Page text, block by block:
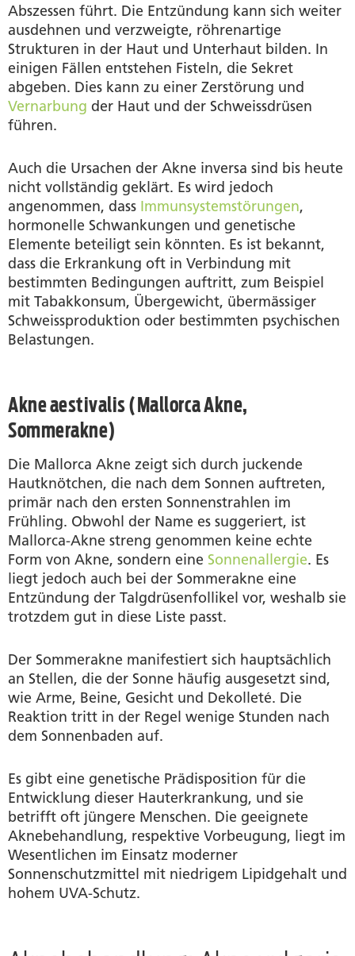
Abszessen führt. Die Entzündung kann sich weiter
ausdehnen und verzweigte, röhrenartige
Strukturen in der Haut und Unterhaut bilden. In
einigen Fällen entstehen Fisteln, die Sekret
abgeben. Dies kann zu einer Zerstörung und
Vernarbung der Haut und der Schweissdrüsen
führen.
Auch die Ursachen der Akne inversa sind bis heute
nicht vollständig geklärt. Es wird jedoch
angenommen, dass Immunsystemstörungen,
hormonelle Schwankungen und genetische
Elemente beteiligt sein könnten. Es ist bekannt,
dass die Erkrankung oft in Verbindung mit
bestimmten Bedingungen auftritt, zum Beispiel
mit Tabakkonsum, Übergewicht, übermässiger
Schweissproduktion oder bestimmten psychischen
Belastungen.
Akne aestivalis (Mallorca Akne,
Sommerakne)
Die Mallorca Akne zeigt sich durch juckende
Hautknötchen, die nach dem Sonnen auftreten,
primär nach den ersten Sonnenstrahlen im
Frühling. Obwohl der Name es suggeriert, ist
Mallorca-Akne streng genommen keine echte
Form von Akne, sondern eine Sonnenallergie. Es
liegt jedoch auch bei der Sommerakne eine
Entzündung der Talgdrüsenfollikel vor, weshalb sie
trotzdem gut in diese Liste passt.
Der Sommerakne manifestiert sich hauptsächlich
an Stellen, die der Sonne häufig ausgesetzt sind,
wie Arme, Beine, Gesicht und Dekolleté. Die
Reaktion tritt in der Regel wenige Stunden nach
dem Sonnenbaden auf.
Es gibt eine genetische Prädisposition für die
Entwicklung dieser Hauterkrankung, und sie
betrifft oft jüngere Menschen. Die geeignete
Aknebehandlung, respektive Vorbeugung, liegt im
Wesentlichen im Einsatz moderner
Sonnenschutzmittel mit niedrigem Lipidgehalt und
hohem UVA-Schutz.